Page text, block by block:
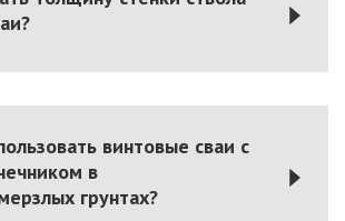
винтовые сваи с
в
грунтах?